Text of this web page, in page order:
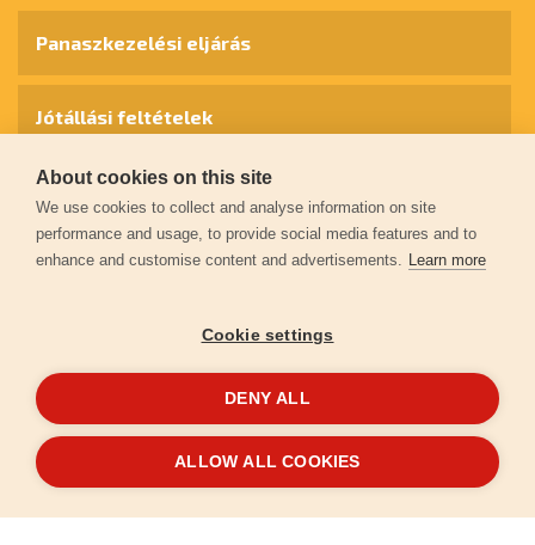
© 2026extol.hu- Minden jog fenntartva
Panaszkezelési eljárás
Jótállási feltételek
Személyes adatok védelme
Kapcsolat
Garancia regisztráció
LétrehoztaFEO
About cookies on this site
We use cookies to collect and analyse information on site
performance and usage, to provide social media features and to
enhance and customise content and advertisements. Learn more
Cookie settings
DENY ALL
ALLOW ALL COOKIES